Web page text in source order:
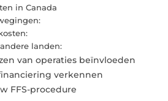
in Canada
landen:
van operaties beïnvloeden
verkennen
FFS-procedure